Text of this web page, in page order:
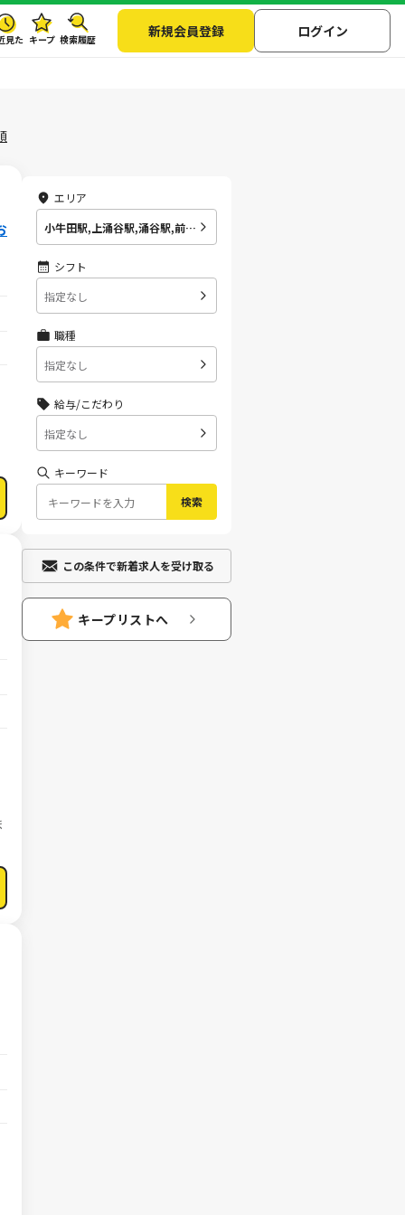
見た キープ 検索履歴 新規会員登録 ログイン
エリア
小牛田駅,上涌谷駅,涌谷駅,前谷地駅,和渕駅,のの岳駅,陸前豊里駅,御岳堂駅,柳津(宮城県)駅,陸前横山駅,陸前戸倉駅,志津川駅,南三陸町役場・病院前駅,志津川中央団地駅,清水浜駅,歌津駅,陸前港駅,蔵内駅,陸前小泉駅,本吉駅,小金沢駅,大谷海岸駅,大谷まち駅,陸前階上駅,最知駅,岩月駅,松岩駅,赤岩港駅,気仙沼市立病院駅,南気仙沼駅,不動の沢駅,東新城駅,気仙沼駅
シフト
指定なし
職種
指定なし
給与/こだわり
指定なし
キーワード
検索
この条件で新着求人を受け取る
キープリストへ